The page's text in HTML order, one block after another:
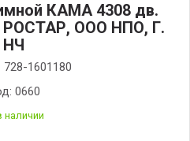
КАМА 4308 дв.
РОСТАР, ООО НПО, Г.
НЧ
728-1601180
0660
наличии